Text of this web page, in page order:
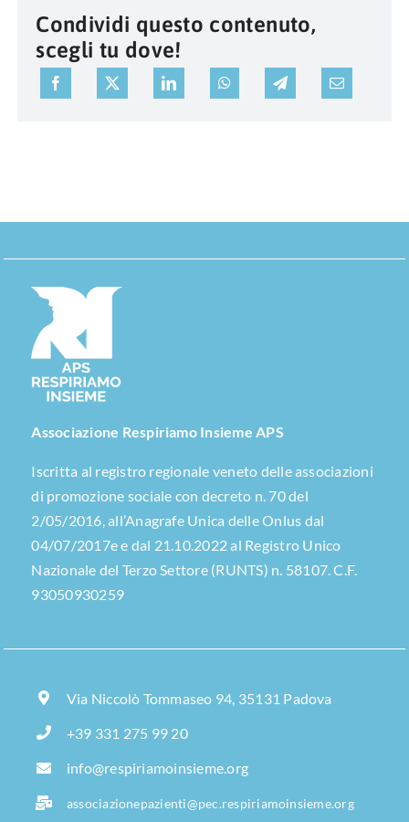
Condividi questo contenuto,
scegli tu dove!
Associazione Respiriamo Insieme APS
Iscritta al registro regionale veneto delle associazioni
di promozione sociale con decreto n. 70 del
2/05/2016, all’Anagrafe Unica delle Onlus dal
04/07/2017e e dal 21.10.2022 al Registro Unico
Nazionale del Terzo Settore (RUNTS) n. 58107. C.F.
93050930259
Via Niccolò Tommaseo 94, 35131 Padova
+39 331 275 99 20
info@respiriamoinsieme.org
associazionepazienti@pec.respiriamoinsieme.org